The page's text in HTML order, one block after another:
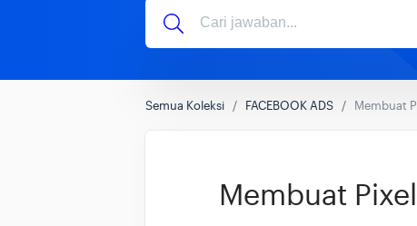
Semua Koleksi FACEBOOK ADS Membuat
Membuat